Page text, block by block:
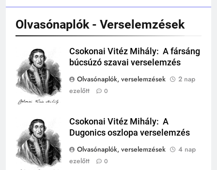
Olvasónaplók - Verselemzések
Csokonai Vitéz
Mihály
Csokonai Vitéz Mihály: A fársáng
búcsúzó szavai verselemzés
Olvasónaplók, verselemzések
2 nap
ezelőtt
0
Csokonai Vitéz
Mihály
Csokonai Vitéz Mihály: A
Dugonics oszlopa verselemzés
Olvasónaplók, verselemzések
4 nap
ezelőtt
0
MIKOR VOLT?
244
bukása, és mi történt utána?
TÖRTÉNELEM ÉRDEKESSÉGEK
1
KIK VOLTAK?
TÖRTÉNELEM ÉRDEKESSÉGEK
2
408
Gárdonyi Géza: Az egri csillagok